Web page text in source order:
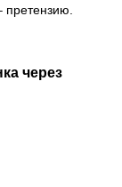
претензию.
через